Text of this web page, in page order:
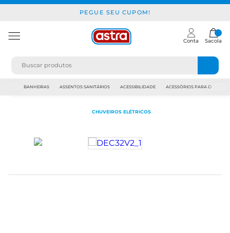
PEGUE SEU CUPOM!
Conta Sacola
BANHEIRAS ASSENTOS SANITÁRIOS ACESSIBILIDADE ACESSÓRIOS PARA
CHUVEIROS ELÉTRICOS